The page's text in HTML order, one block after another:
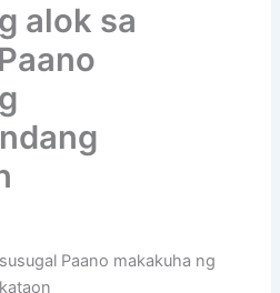
alok sa
Paano makakuha ng